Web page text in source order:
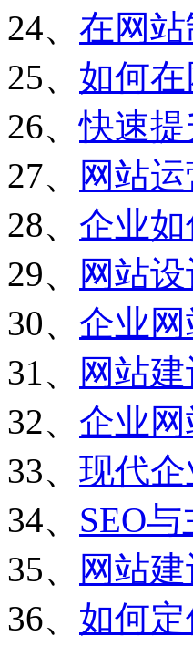
24、 在网
25、 如何
26、快速
27、
网站
28、 企业
29、
网站
30、 企业
31、
网站
32、 企业
33、 现代
34、 SEO
35、
网站
36、 如何